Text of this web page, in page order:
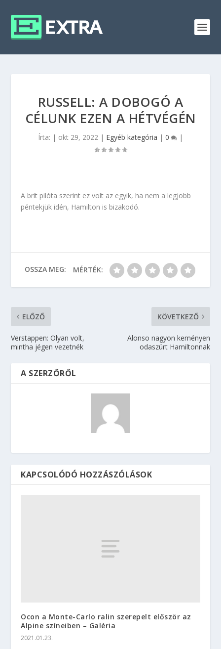
RUSSELL: A DOBOGÓ A
CÉLUNK EZEN A HÉTVÉGÉN
Írta: | okt 29, 2022 | Egyéb kategória | 0 |
A brit pilóta szerint ez volt az egyik, ha nem a legjobb
péntekjük idén, Hamilton is bizakodó.
OSSZA MEG: MÉRTÉK:
ELŐZŐ
Verstappen: Olyan volt,
mintha jégen vezetnék
KÖVETKEZŐ
Alonso nagyon keményen
odaszúrt Hamiltonnak
A SZERZŐRŐL
KAPCSOLÓDÓ HOZZÁSZÓLÁSOK
Ocon a Monte-Carlo ralin szerepelt először az
Alpine színeiben – Galéria
2021.01.23.